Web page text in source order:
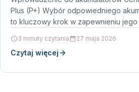
Plus (P+) Wybór odpowiedniego
to kluczowy krok w zapewnieniu jego
3 minuty czytania 27 maja 2026
Czytaj więcej